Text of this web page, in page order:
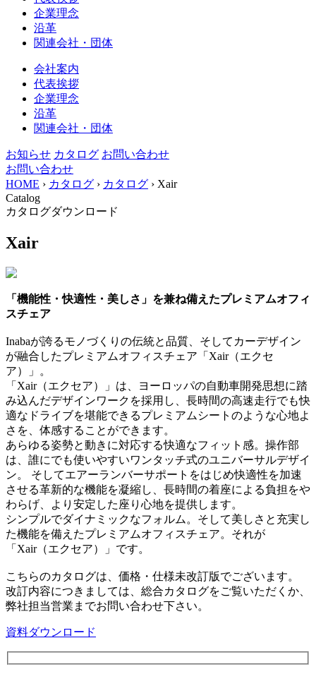
企業理念
沿革
関連会社・団体
会社案内
代表挨拶
企業理念
沿革
関連会社・団体
お知らせ カタログ お問い合わせ
お問い合わせ
HOME › カタログ › カタログ › Xair
Catalog
カタログダウンロード
Xair
「機能性・快適性・美しさ」を兼ね備えたプレミアムオフィ
スチェア
Inabaが誇るモノづくりの伝統と品質、そしてカーデザイン
が融合したプレミアムオフィスチェア「Xair（エクセ
ア）」。
「Xair（エクセア）」は、ヨーロッパの自動車開発思想に踏
み込んだデザインワークを採用し、長時間の高速走行でも快
適なドライブを堪能できるプレミアムシートのような心地よ
さを、体感することができます。
あらゆる姿勢と動きに対応する快適なフィット感。操作部
は、誰にでも使いやすいワンタッチ式のユニバーサルデザイ
ン。 そしてエアーランバーサポートをはじめ快適性を加速
させる革新的な機能を凝縮し、長時間の着座による負担をや
わらげ、より安定した座り心地を提供します。
シンプルでダイナミックなフォルム。そして美しさと充実し
た機能を備えたプレミアムオフィスチェア。それが
「Xair（エクセア）」です。
こちらのカタログは、価格・仕様未改訂版でございます。
改訂内容につきましては、総合カタログをご覧いただくか、
弊社担当営業までお問い合わせ下さい。
資料ダウンロード